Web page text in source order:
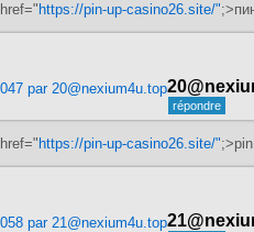
https://pin-up-casino26.site/"
https://pin-up-casino26.site/"